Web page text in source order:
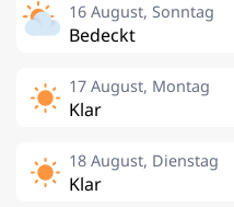
16 August, Sonntag
Bedeckt
17 August, Montag
Klar
18 August, Dienstag
Klar